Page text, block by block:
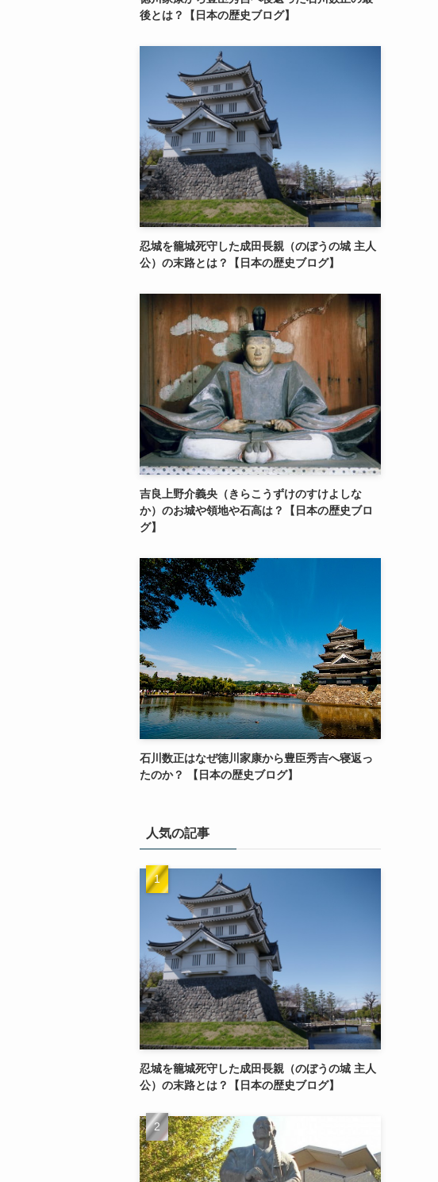
後とは？【日本の歴史ブログ】
忍城を籠城死守した成田長親（のぼうの城 主人
公）の末路とは？【日本の歴史ブログ】
吉良上野介義央（きらこうずけのすけよしな
か）のお城や領地や石高は？【日本の歴史ブロ
グ】
石川数正はなぜ徳川家康から豊臣秀吉へ寝返っ
たのか？ 【日本の歴史ブログ】
人気の記事
忍城を籠城死守した成田長親（のぼうの城 主人
公）の末路とは？【日本の歴史ブログ】